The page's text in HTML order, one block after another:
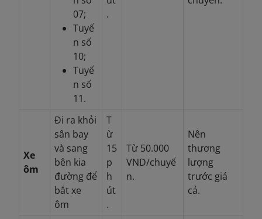
07;
Tuyế
n số
10;
Tuyế
n số
11.
.
Xe
ôm
Đi ra khỏi
sân bay
và sang
bên kia
đường để
bắt xe
ôm
T
ừ
15
p
h
út
.
Từ 50.000
VND/chuyế
n.
Nên
thương
lượng
trước giá
cả.